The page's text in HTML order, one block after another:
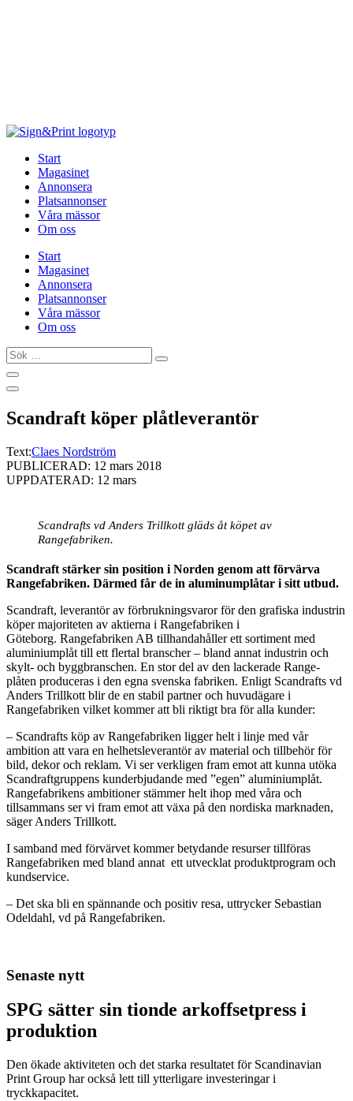
Start
Magasinet
Annonsera
Platsannonser
Våra mässor
Om oss
Start
Magasinet
Annonsera
Platsannonser
Våra mässor
Om oss
Sök
…
Scandraft köper plåtleverantör
Text:Claes Nordström
PUBLICERAD: 12 mars 2018
UPPDATERAD: 12 mars
Scandrafts vd Anders Trillkott gläds åt köpet av
Rangefabriken.
Scandraft stärker sin position i Norden genom att förvärva
Rangefabriken. Därmed får de in aluminumplåtar i sitt utbud.
Scandraft, leverantör av förbrukningsvaror för den grafiska industrin
köper majoriteten av aktierna i Rangefabriken i
Göteborg. Rangefabriken AB tillhandahåller ett sortiment med
aluminiumplåt till ett flertal branscher – bland annat industrin och
skylt- och byggbranschen. En stor del av den lackerade Range-
plåten produceras i den egna svenska fabriken. Enligt Scandrafts vd
Anders Trillkott blir de en stabil partner och huvudägare i
Rangefabriken vilket kommer att bli riktigt bra för alla kunder:
– Scandrafts köp av Rangefabriken ligger helt i linje med vår
ambition att vara en helhetsleverantör av material och tillbehör för
bild, dekor och reklam. Vi ser verkligen fram emot att kunna utöka
Scandraftgruppens kunderbjudande med ”egen” aluminiumplåt.
Rangefabrikens ambitioner stämmer helt ihop med våra och
tillsammans ser vi fram emot att växa på den nordiska marknaden,
säger Anders Trillkott.
I samband med förvärvet kommer betydande resurser tillföras
Rangefabriken med bland annat ett utvecklat produktprogram och
kundservice.
– Det ska bli en spännande och positiv resa, uttrycker Sebastian
Odeldahl, vd på Rangefabriken.
Senaste nytt
SPG sätter sin tionde arkoffsetpress i
produktion
Den ökade aktiviteten och det starka resultatet för Scandinavian
Print Group har också lett till ytterligare investeringar i
tryckkapacitet.